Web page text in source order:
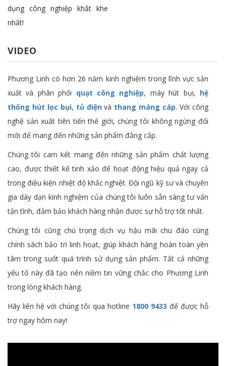
dụng công nghiệp khắt khe
nhất!
VIDEO
Phương Linh có hơn 26 năm kinh nghiệm trong lĩnh vực sản
xuất và phân phối quạt công nghiệp, máy hút bụi, hệ
thống hút lọc bụi, tủ điệnvà thang máng cáp. Với công
nghệ sản xuất tiên tiến thế giới, chúng tôi không ngừng đổi
mới để mang đến những sản phẩm đẳng cấp.
Chúng tôi cam kết mang đến những sản phẩm chất lượng
cao, được thiết kế tinh xảo để hoạt động hiệu quả ngay cả
trong điều kiện nhiệt độ khắc nghiệt. Đội ngũ kỹ sư và chuyên
gia dày dạn kinh nghiệm của chúng tôi luôn sẵn sàng tư vấn
tận tình, đảm bảo khách hàng nhận được sự hỗ trợ tốt nhất.
Chúng tôi cũng chú trọng dịch vụ hậu mãi chu đáo cùng
chính sách bảo trì linh hoạt, giúp khách hàng hoàn toàn yên
tâm trong suốt quá trình sử dụng sản phẩm. Tất cả những
yếu tố này đã tạo nên niềm tin vững chắc cho Phương Linh
trong lòng khách hàng.
Hãy liên hệ với chúng tôi qua hotline 1800 9433 để được hỗ
trợ ngay hôm nay!